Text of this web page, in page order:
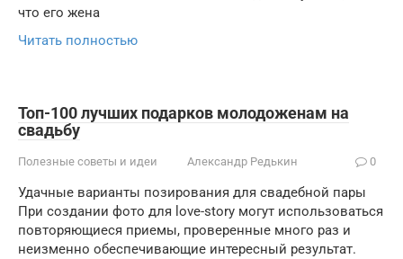
что его жена
Читать полностью
Топ-100 лучших подарков молодоженам на
свадьбу
Полезные советы и идеи Александр Редькин 0
Удачные варианты позирования для свадебной пары
При создании фото для love-story могут использоваться
повторяющиеся приемы, проверенные много раз и
неизменно обеспечивающие интересный результат.